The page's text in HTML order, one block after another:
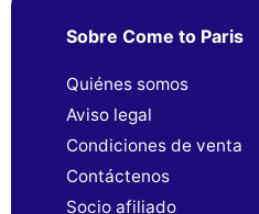
Sobre Come to Paris
Quiénes somos
Aviso legal
Condiciones de venta
Contáctenos
Socio afiliado